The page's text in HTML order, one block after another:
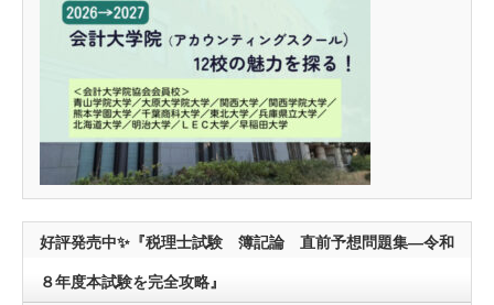
好評発売中✨『税理士試験 簿記論 直前予想問題集―令和
８年度本試験を完全攻略』